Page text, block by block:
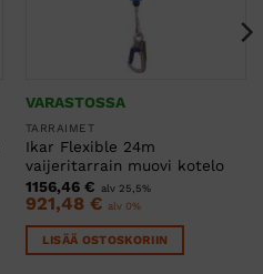
VARASTOSSA
TARRAIMET
Ikar Flexible 24m
vaijeritarrain muovi kotelo
1156,46 € alv 25,5%
921,48 € alv 0%
LISÄÄ OSTOSKORIIN